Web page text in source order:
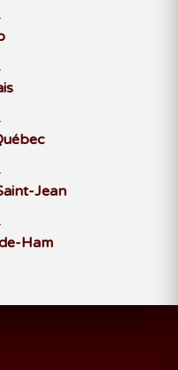
Jean
Ham